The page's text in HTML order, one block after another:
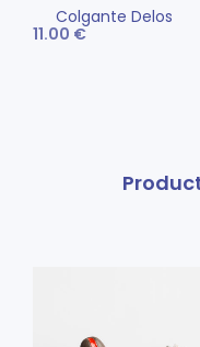
Colgante Delos
11.00 €